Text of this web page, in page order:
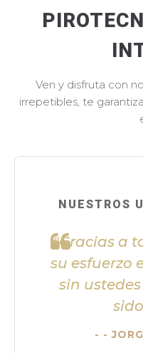
Ven y disfruta con
irrepetibles, te
NUESTROS
"Gracias a
su esfuerzo
sin
-